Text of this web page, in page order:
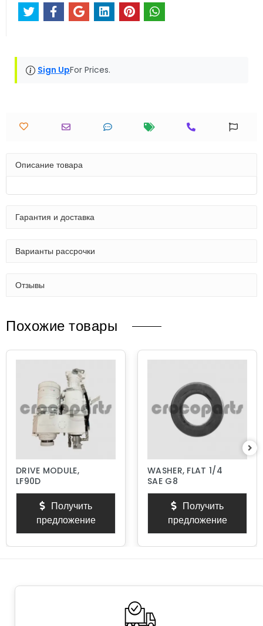
Sign UpFor Prices.
Описание товара
Гарантия и доставка
Варианты рассрочки
Отзывы
Похожие товары
DRIVE MODULE,
LF90D
Получить
предложение
WASHER, FLAT 1/4
SAE G8
Получить
предложение